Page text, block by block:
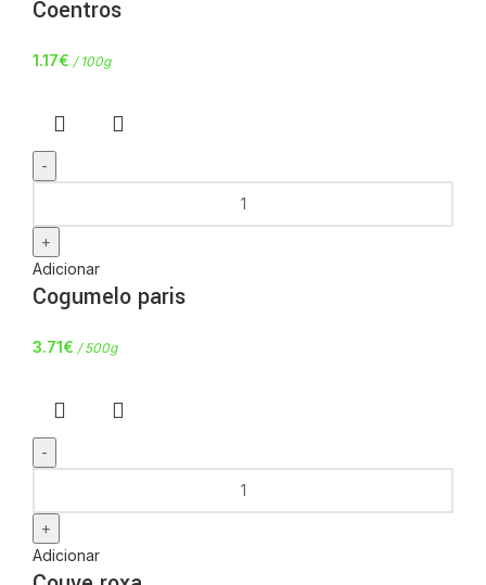
Coentros
1.17€ / 100g
Adicionar
Cogumelo paris
3.71€ / 500g
Adicionar